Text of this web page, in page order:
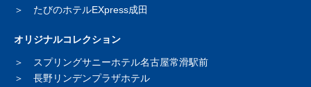
たびのホテルEXpress成田
オリジナルコレクション
スプリングサニーホテル名古屋常滑駅前
長野リンデンプラザホテル